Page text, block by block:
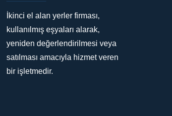
İkinci el alan yerler firması,
kullanılmış eşyaları alarak,
yeniden değerlendirilmesi veya
satılması amacıyla hizmet veren
bir işletmedir.